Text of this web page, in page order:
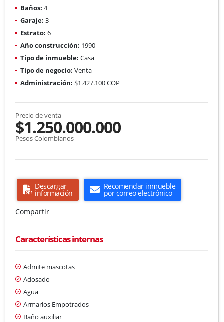
Baños: 4
Garaje: 3
Estrato: 6
Año construcción: 1990
Tipo de inmueble: Casa
Tipo de negocio: Venta
Administración: $1.427.100 COP
Precio de venta
$1.250.000.000
Pesos Colombianos
Descargar
información
Recomendar inmueble
por correo electrónico
Compartir
Características internas
Admite mascotas
Adosado
Agua
Armarios Empotrados
Baño auxiliar